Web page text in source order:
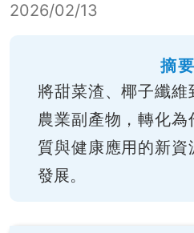
2026/02/13
摘要
將甜菜渣、椰子纖
農業副產物，轉化
質與健康應用的新
發展。